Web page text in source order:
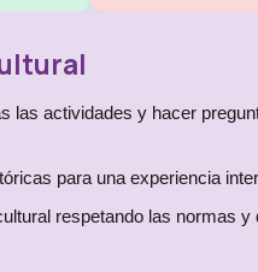
las actividades y hacer
para una experiencia
respetando las normas